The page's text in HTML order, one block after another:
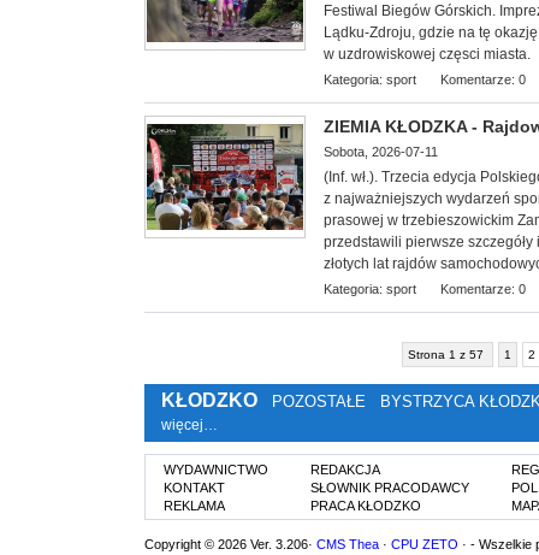
Festiwal Biegów Górskich.
Lądku-Zdroju, gdzie na tę
w uzdrowiskowej częsci miasta.
Kategoria: sport Komentarze: 0
ZIEMIA KŁODZKA -
Sobota, 2026-07-11
(Inf. wł.). Trzecia edycja
z najważniejszych wydarzeń
prasowej w trzebieszowickim
przedstawili pierwsze
złotych lat rajdów
Kategoria: sport Komentarze: 0
Strona 1 z 57 1 2
KŁODZKO POZOSTAŁE BYSTRZYCA
więcej…
WYDAWNICTWO
KONTAKT
REKLAMA
REDAKCJA
SŁOWNIK PRACODAWCY
PRACA KŁODZKO
Copyright © 2026 Ver. 3.206· CMS Thea · CPU ZETO · - Wszelkie